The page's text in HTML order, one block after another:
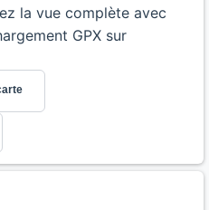
la vue complète avec
GPX sur